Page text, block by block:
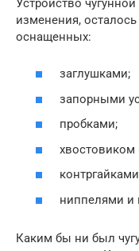
Устройство
изменения,
оснащенных:
заглушками;
запорными
пробками;
хвостовиком
ниппелями и
Каким бы ни был